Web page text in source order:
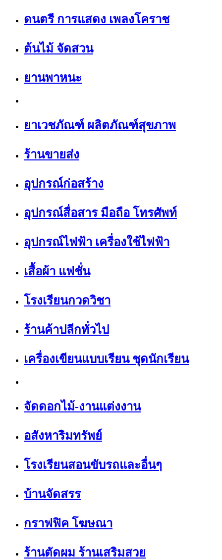
ดนตรี การแสดง เพลงโคราช
ต้นไม้ จัดสวน
ยานพาหนะ
ยาเวชภัณฑ์ ผลิตภัณฑ์สุขภาพ
ร้านขายส่ง
อุปกรณ์ก่อสร้าง
อุปกรณ์สื่อสาร มือถือ โทรศัพท์
อุปกรณ์ไฟฟ้า เครื่องใช้ไฟฟ้า
เสื้อผ้า แฟชั่น
โรงเรียนกวดวิชา
ร้านค้าปลีกทั่วไป
เครื่องเขียนแบบเรียน ชุดนักเรียน
จัดดอกไม้-งานแต่งงาน
อสังหาริมทรัพย์
โรงเรียนสอนขับรถและอื่นๆ
บ้านจัดสรร
กราฟฟิค โฆษณา
ร้านตัดผม ร้านเสริมสวย